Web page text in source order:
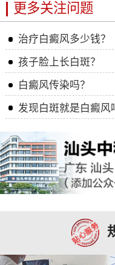
更多关注问题
治疗白癜风多少钱？
孩子脸上长白斑？
白癜风传染吗？
发现白斑就是白癜风